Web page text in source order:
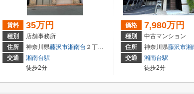
賃料 35万円
種別
店舗事務所
住所
神奈川県藤沢市湘南台 ２丁目8-12
交通
湘南台駅
徒歩2分
価格 7,980万円
種別
中古マンション
住所
神奈川県藤沢市湘
交通
湘南台駅
徒歩2分